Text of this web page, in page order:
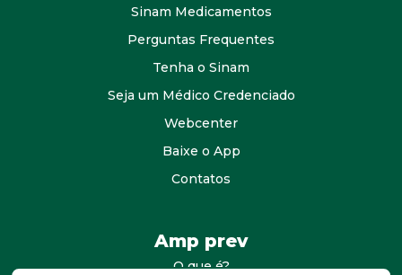
Sinam Medicamentos
Perguntas Frequentes
Tenha o Sinam
Seja um Médico Credenciado
Webcenter
Baixe o App
Contatos
Amp prev
O que é?